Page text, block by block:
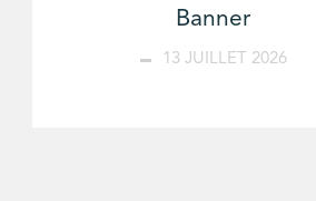
Banner
13 JUILLET 2026